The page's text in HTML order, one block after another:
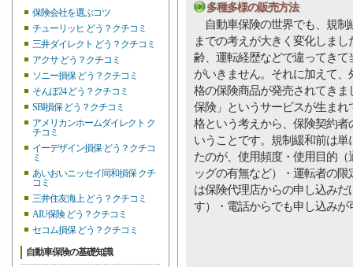
保険会社を選ぶコツ
チューリッヒ どう？クチコミ
三井ダイレクト どう？クチコミ
アクサ どう？クチコミ
ソニー損保 どう？クチコミ
そんぽ24 どう？クチコミ
SBI損保 どう？クチコミ
アメリカンホームダイレクト ク
チコミ
イーデザイン損保 どう？クチコ
ミ
あいおいニッセイ同和損保 クチ
コミ
三井住友海上 どう？クチコミ
AIU保険 どう？クチコミ
セコム損保 どう？クチコミ
自動車保険の基礎知識
多種多様の販売方法
自動車保険の世界でも、規制
までの考えが大きく変化しま
齢、運転経歴などで違ってき
がいきません。それに加えて
格の保険商品が発売されてき
保険」というサービスが生ま
格という考えから、保険契約
いうことです。規制緩和前は
たのが、使用頻度・使用目的
ッグの有無など）・運転者の
は保険代理店からの申し込み
す）・電話からでも申し込みが